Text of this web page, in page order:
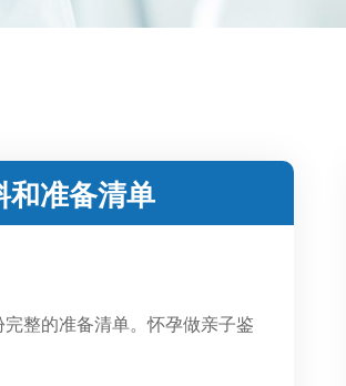
准备清单
整的准备清单。怀孕做亲子鉴